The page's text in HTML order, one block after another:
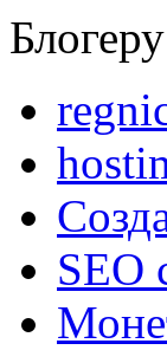
Блогеру
SEO